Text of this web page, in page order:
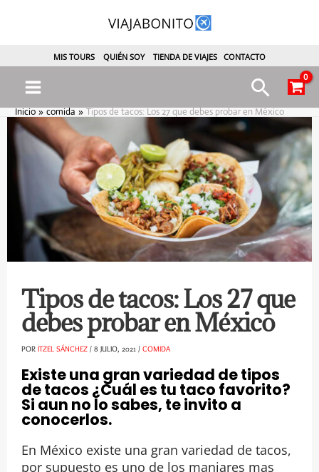
MIS TOURS QUIÉN SOY TIENDA DE VIAJES CONTACTO
Main
Menu
Inicio comida Tipos de tacos: Los 27 que debes probar en México
Tipos de tacos: Los 27 que
debes probar en México
POR ITZEL SÁNCHEZ / 8 JULIO, 2021 / COMIDA
Existe una gran variedad de tipos
de tacos ¿Cuál es tu taco favorito?
Si aun no lo sabes, te invito a
conocerlos.
En México existe una gran variedad de tacos,
por supuesto es uno de los manjares mas